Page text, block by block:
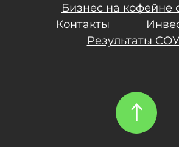
Бизнес на кофейне
Контакты
Результаты